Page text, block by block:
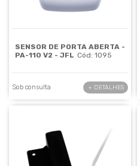
SENSOR DE PORTA ABERTA -
PA-110 V2 - JFL Cód: 1095
Sob consulta + DETALHES